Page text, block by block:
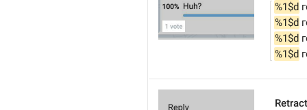
%1$d
%1$d
%1$d
%1$d